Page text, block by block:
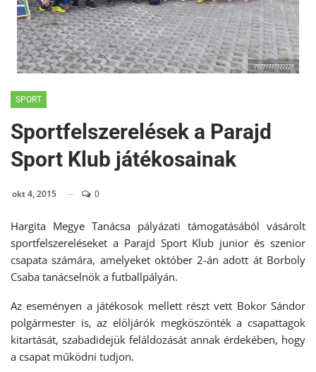
??????????????
SPORT
Sportfelszerelések a Parajd
Sport Klub játékosainak
okt 4, 2015 0
Hargita Megye Tanácsa pályázati támogatásából vásárolt
sportfelszereléseket a Parajd Sport Klub junior és szenior
csapata számára, amelyeket október 2-án adott át Borboly
Csaba tanácselnök a futballpályán.
Az eseményen a játékosok mellett részt vett Bokor Sándor
polgármester is, az elöljárók megköszönték a csapattagok
kitartását, szabadidejük feláldozását annak érdekében, hogy
a csapat működni tudjon.